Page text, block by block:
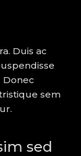
Duis ac
sem
sed